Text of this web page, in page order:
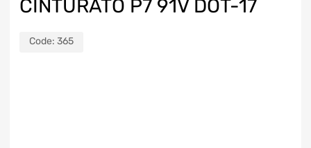
CINTURATO P7 91V DOT-17
Code: 365